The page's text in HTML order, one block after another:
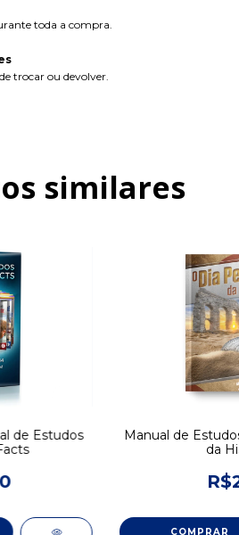
toda a compra.
trocar ou devolver.
similares
de Estudos
Manual de
da